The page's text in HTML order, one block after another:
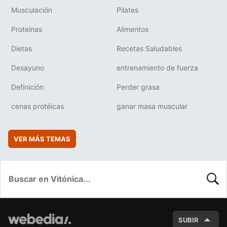
Musculación Pilates
Proteínas Alimentos
Dietas Recetas Saludables
Desayuno entrenamiento de fuerza
Definición Perder grasa
cenas protéicas ganar masa muscular
VER MÁS TEMAS
SUBIR